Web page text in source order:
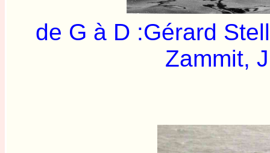
de G à D :Gérard